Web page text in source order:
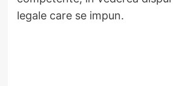
legale care se impun.